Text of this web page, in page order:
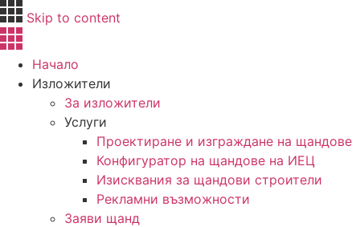
Skip to content
Начало
Изложители
За изложители
Услуги
Проектиране и изграждане на щандове
Конфигуратор на щандове на ИЕЦ
Изисквания за щандови строители
Рекламни възможности
Заяви щанд